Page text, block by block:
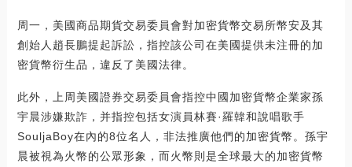
周一，美國商品期貨交易委員會對加密貨幣交易所幣安及其
創始人趙長鵬提起訴訟，指控該公司在美國提供未注冊的加
密貨幣衍生品，違反了美國法律。
此外，上周美國證券交易委員會指控中國加密貨幣企業家孫
宇晨涉嫌欺詐，并指控包括女演員林賽·羅韓和說唱歌手
SouljaBoy在內的8位名人，非法推廣他們的加密貨幣。孫宇
晨被視為火幣的公眾形象，而火幣則是全球最大的加密貨幣